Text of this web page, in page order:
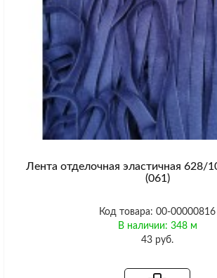
Лента отделочная эластичная 628/
(061)
Код товара: 00-00000816
В наличии: 348 м
43 руб.